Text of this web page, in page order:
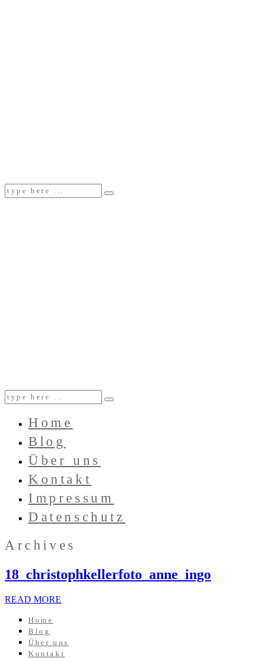
Home
Blog
Über uns
Kontakt
Impressum
Datenschutz
Archives
18_christophkellerfoto_anne_ingo
READ MORE
Home
Blog
Über uns
Kontakt